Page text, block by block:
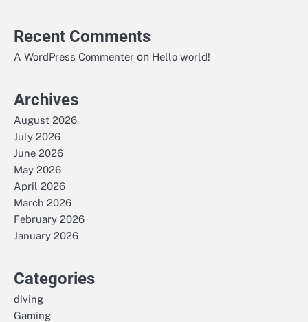
Recent Comments
A WordPress Commenter on Hello world!
Archives
August 2026
July 2026
June 2026
May 2026
April 2026
March 2026
February 2026
January 2026
Categories
diving
Gaming